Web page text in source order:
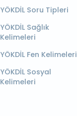
YÖKDİL Soru Tipleri
YÖKDİL Sağlık
Kelimeleri
YÖKDİL Fen Kelimeleri
YÖKDİL Sosyal
Kelimeleri